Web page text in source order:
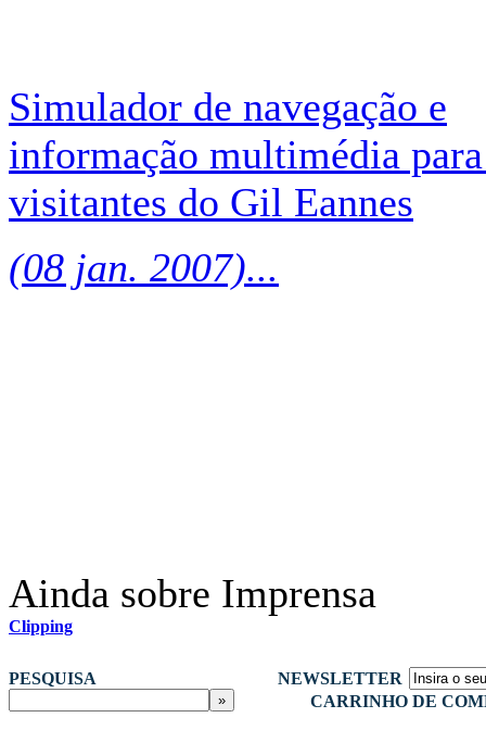
Simulador de navegação e
informação multimédia
visitantes do Gil Eannes
(08 jan. 2007)...
Ainda sobre Imprensa
Clipping
PESQUISA
NEWSLETTER
CARRINHO DE